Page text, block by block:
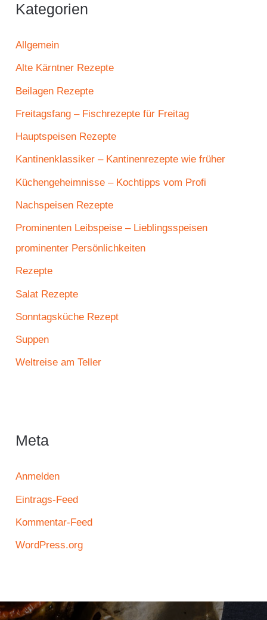
Kategorien
Allgemein
Alte Kärntner Rezepte
Beilagen Rezepte
Freitagsfang – Fischrezepte für Freitag
Hauptspeisen Rezepte
Kantinenklassiker – Kantinenrezepte wie früher
Küchengeheimnisse – Kochtipps vom Profi
Nachspeisen Rezepte
Prominenten Leibspeise – Lieblingsspeisen
prominenter Persönlichkeiten
Rezepte
Salat Rezepte
Sonntagsküche Rezept
Suppen
Weltreise am Teller
Meta
Anmelden
Eintrags-Feed
Kommentar-Feed
WordPress.org